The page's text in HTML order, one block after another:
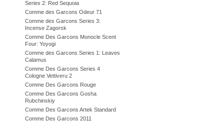
Series 2: Red Sequoia
Comme des Garcons Odeur 71
Comme des Garcons Series 3:
Incense Zagorsk
Comme Des Garcons Monocle Scent
Four: Yoyogi
Comme des Garcons Series 1: Leaves
Calamus
Comme Des Garcons Series 4
Cologne Vettiveru 2
Comme Des Garcons Rouge
Comme Des Garcons Gosha
Rubchinskiy
Comme Des Garcons Artek Standard
Comme Des Garcons 2011